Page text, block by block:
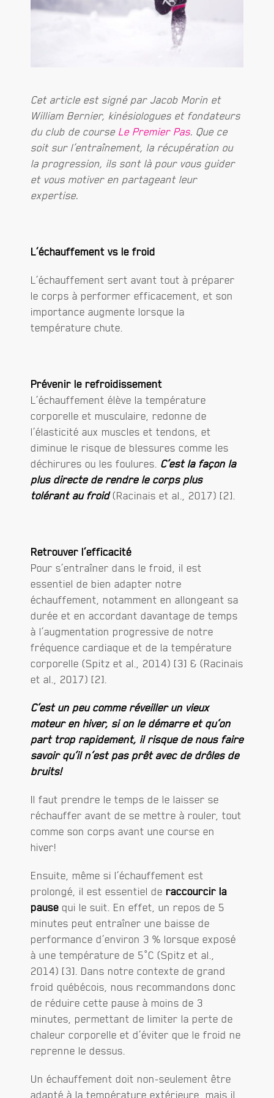
Cet article est signé par Jacob Morin et
William Bernier, kinésiologues et fondateurs
du club de course Le Premier Pas. Que ce
soit sur l’entraînement, la récupération ou
la progression, ils sont là pour vous guider
et vous motiver en partageant leur
expertise.
L’échauffement vs le froid
L’échauffement sert avant tout à préparer
le corps à performer efficacement, et son
importance augmente lorsque la
température chute.
Prévenir le refroidissement
L’échauffement élève la température
corporelle et musculaire, redonne de
l’élasticité aux muscles et tendons, et
diminue le risque de blessures comme les
déchirures ou les foulures. C’est la façon la
plus directe de rendre le corps plus
tolérant au froid(Racinais et al., 2017) [2].
Retrouver l’efficacité
Pour s’entraîner dans le froid, il est
essentiel de bien adapter notre
échauffement, notamment en allongeant sa
durée et en accordant davantage de temps
à l’augmentation progressive de notre
fréquence cardiaque et de la température
corporelle (Spitz et al., 2014) [3] & (Racinais
et al., 2017) [2].
C’est un peu comme réveiller un vieux
moteur en hiver, si on le démarre et qu’on
part trop rapidement, il risque de nous faire
savoir qu’il n’est pas prêt avec de drôles de
bruits!
Il faut prendre le temps de le laisser se
réchauffer avant de se mettre à rouler, tout
comme son corps avant une course en
hiver!
Ensuite, même si l’échauffement est
prolongé, il est essentiel de raccourcir la
pause qui le suit. En effet, un repos de 5
minutes peut entraîner une baisse de
performance d’environ 3 % lorsque exposé
à une température de 5°C (Spitz et al.,
2014) [3]. Dans notre contexte de grand
froid québécois, nous recommandons donc
de réduire cette pause à moins de 3
minutes, permettant de limiter la perte de
chaleur corporelle et d’éviter que le froid ne
reprenne le dessus.
Un échauffement doit non-seulement être
adapté à la température extérieure, mais il